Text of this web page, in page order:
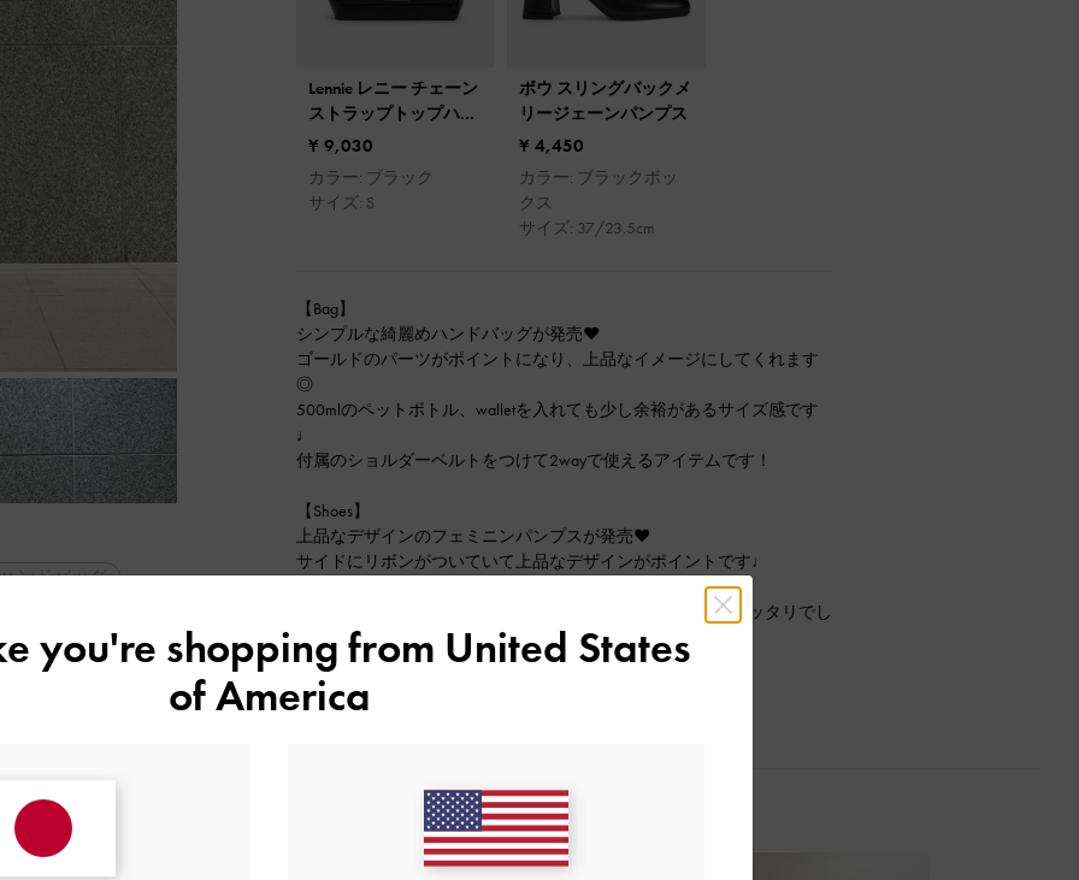
ハンドバッグ
太ヒール
Lennie レニー チェーン
ストラップトップハン
ドルバッグ
¥ 9,030
カラー: ブラック
サイズ: S
ボウ スリングバックメ
リージェーンパンプス
¥ 4,450
カラー: ブラックボッ
クス
サイズ: 37/23.5cm
【Bag】
シンプルな綺麗めハンドバッグが発売❤︎
ゴールドのパーツがポイントになり、上品なイメージにしてくれます
◎
500mlのペットボトル、walletを入れても少し余裕があるサイズ感です
♩
付属のショルダーベルトをつけて2wayで使えるアイテムです！
【Shoes】
上品なデザインのフェミニンパンプスが発売❤︎
サイドにリボンがついていて上品なデザインがポイントです♩
普段は23.5を着用していて、靴下を履いても37（23.5）でピッタリでし
2025-04-16 にアップロード
you're shopping from United States
of America